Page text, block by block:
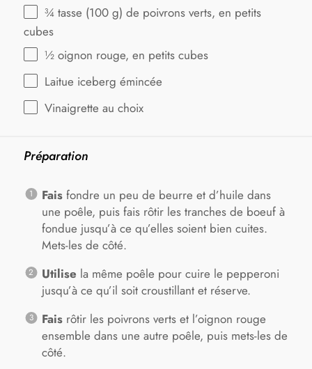
¾ tasse (100 g) de poivrons verts, en petits
cubes
½ oignon rouge, en petits cubes
Laitue iceberg émincée
Vinaigrette au choix
Préparation
Faisfondre un peu de beurre et d’huile dans
une poêle, puis fais rôtir les tranches de boeuf à
fondue jusqu’à ce qu’elles soient bien cuites.
Mets-les de côté.
Utilise la même poêle pour cuire le pepperoni
jusqu’à ce qu’il soit croustillant et réserve.
Faisrôtir les poivrons verts et l’oignon rouge
ensemble dans une autre poêle, puis mets-les de
côté.